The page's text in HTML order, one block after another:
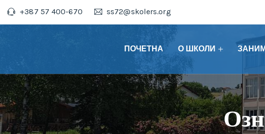
+387 57 400-670 ss72@skolers.org
ПОЧЕТНА О ШКОЛИ